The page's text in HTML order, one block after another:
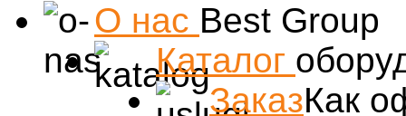
О нас Best Group
Каталог
ЗаказКак